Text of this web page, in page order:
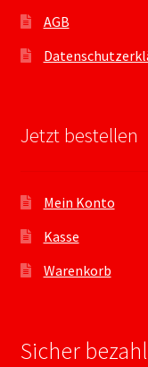
AGB
Jetzt bestellen
Mein Konto
Kasse
Warenkorb
Sicher